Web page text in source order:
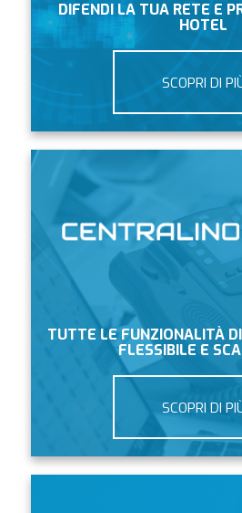
DIFENDI LA TUA RETE E
HOTEL
SCOPRI DI
TUTTE LE FUNZIONALITÀ
FLESSIBILE E
SCOPRI DI